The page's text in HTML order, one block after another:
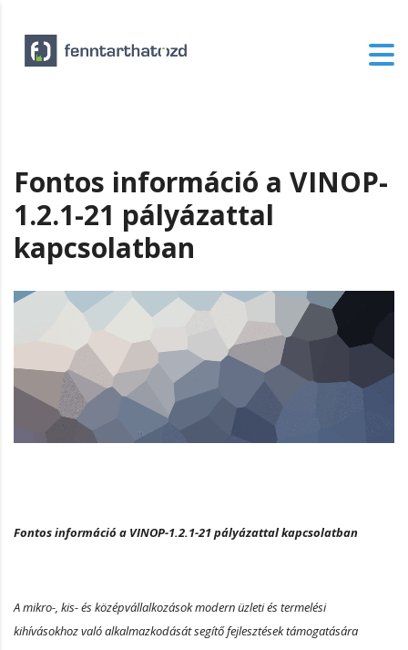
Fontos információ a VINOP-
1.2.1-21 pályázattal
kapcsolatban
Fontos információ a VINOP-1.2.1-21 pályázattal kapcsolatban
A mikro-, kis- és középvállalkozások modern üzleti és termelési
kihívásokhoz való alkalmazkodását segítő fejlesztések támogatására